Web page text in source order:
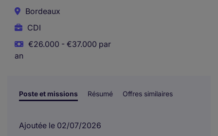
Bordeaux
CDI
€26.000 - €37.000 par
an
Poste et missions Résumé Offres similaires
Ajoutée le 02/07/2026